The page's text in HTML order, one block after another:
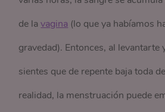
de lavagina (lo que ya habíamos
gravedad). Entonces, al levantarte
sientes que de repente baja toda
realidad, la menstruación puede